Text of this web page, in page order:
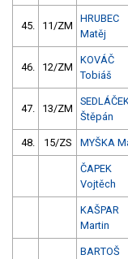
45. 11/ZM
HRUBEC
Matěj
46. 12/ZM
KOVÁČ
Tobiáš
47. 13/ZM
Štěpán
48. 15/ZS MYŠKA
ČAPEK
Vojtěch
KAŠPAR
Martin
BARTOŠ